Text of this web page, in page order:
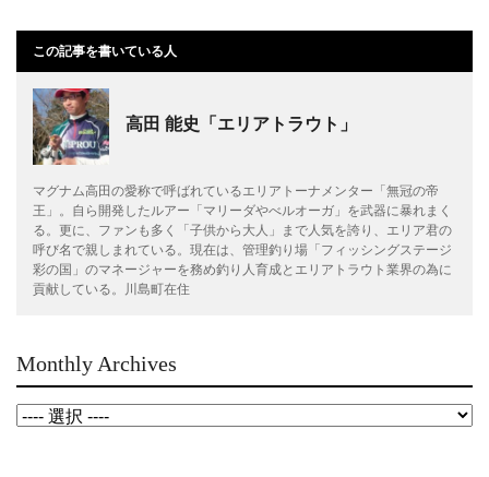
この記事を書いている人
高田 能史「エリアトラウト」
マグナム高田の愛称で呼ばれているエリアトーナメンター「無冠の帝
王」。自ら開発したルアー「マリーダやべルオーガ」を武器に暴れまく
る。更に、ファンも多く「子供から大人」まで人気を誇り、エリア君の
呼び名で親しまれている。現在は、管理釣り場「フィッシングステージ
彩の国」のマネージャーを務め釣り人育成とエリアトラウト業界の為に
貢献している。川島町在住
Monthly Archives